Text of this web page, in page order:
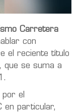
Carretera
con
el reciente título
que se suma a
por el
en particular,